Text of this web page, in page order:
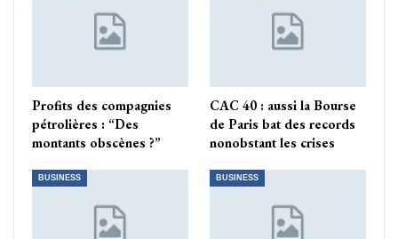
Profits des compagnies
pétrolières : “Des
montants obscènes ?”
CAC 40 : aussi la Bourse
de Paris bat des records
nonobstant les crises
BUSINESS BUSINESS